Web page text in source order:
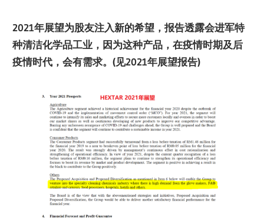
2021年展望为股友注入新的希望，报告透露会进军特
种清洁化学品工业，因为这种产品，在疫情时期及后
疫情时代，会有需求。(见2021年展望报告)